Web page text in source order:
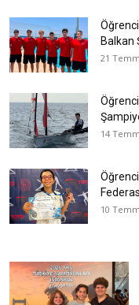
Balkan
21
14
10